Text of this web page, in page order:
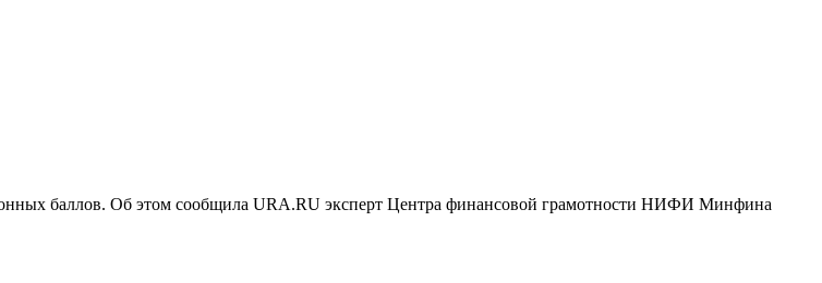
баллов. Об этом сообщила URA.RU эксперт Центра финансовой грамотности НИФИ Минфина